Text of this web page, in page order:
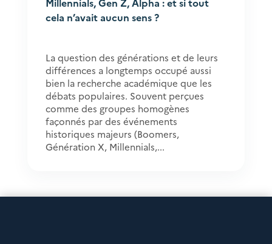
cela n’avait aucun sens ?
La question des générations et de leurs
différences a longtemps occupé aussi
bien la recherche académique que les
débats populaires. Souvent perçues
comme des groupes homogènes
façonnés par des événements
historiques majeurs (Boomers,
Génération X, Millennials,...